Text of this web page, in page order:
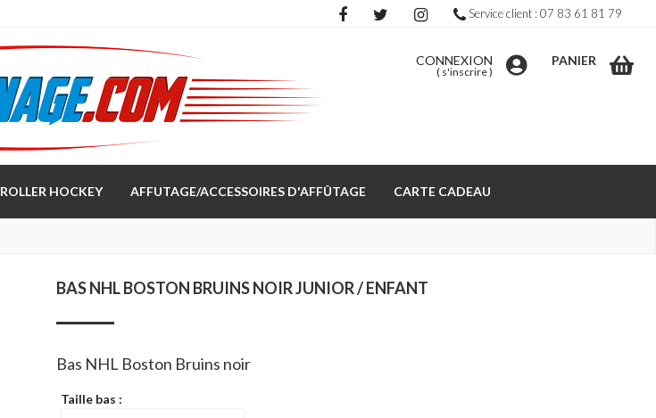
CONNEXION
( s'inscrire)
PANIER
ROLLER HOCKEY AFFUTAGE/ACCESSOIRES D'AFFÛTAGE CARTE CADEAU
BAS NHL BOSTON BRUINS NOIR JUNIOR / ENFANT
Bas NHL Boston Bruins noir
Taille bas :
Service client : 07 83 61 81 79